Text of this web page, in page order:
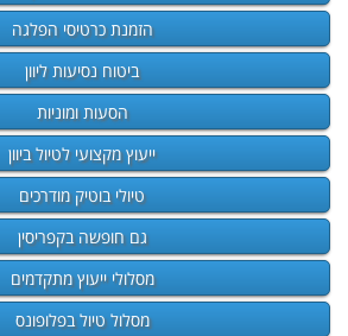
הזמנת כרטיסי הפלגה
ביטוח נסיעות ליוון
הסעות ומוניות
ייעוץ מקצועי לטיול ביוון
טיולי בוטיק מודרכים
גם חופשה בקפריסין
מסלולי ייעוץ מתקדמים
מסלול טיול בפלופונס